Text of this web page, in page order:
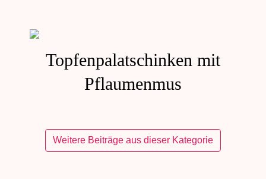
Topfenpalatschinken mit
Pflaumenmus
Weitere Beiträge aus dieser Kategorie